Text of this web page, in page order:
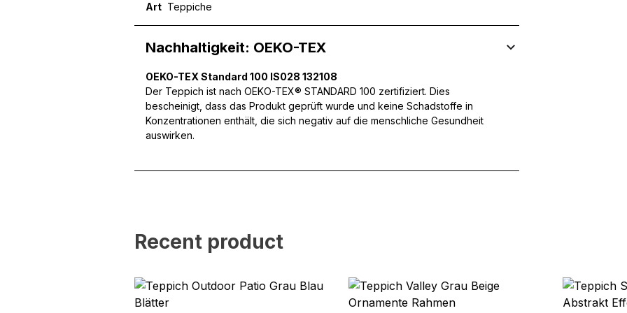
Art Teppiche
Nachhaltigkeit: OEKO-TEX
OEKO-TEX Standard 100 IS028 132108
Der Teppich ist nach OEKO-TEX® STANDARD 100 zertifiziert. Dies
bescheinigt, dass das Produkt geprüft wurde und keine Schadstoffe in
Konzentrationen enthält, die sich negativ auf die menschliche Gesundheit
auswirken.
Recent product
Statistik
Statistik-Cookies helfen Website-Betreibern zu verstehen, wie sich verschiedene Benutzer
Marketing
Marketing-Cookies werden verwendet, um Benutzer über Websites hinweg zu verfolgen. Das
anzuzeigen, die für den einzelnen Benutzer relevant und ansprechend sind und somit